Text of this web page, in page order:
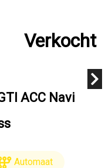
Verkocht
ACC Navi
Automaat